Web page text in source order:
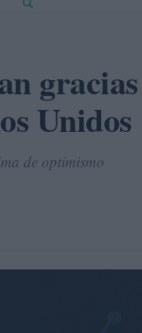
gracias
Unidos
de optimismo